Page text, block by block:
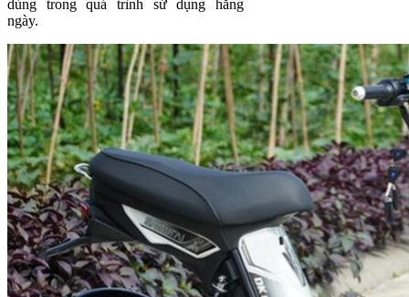
dùng trong quá trình sử dụng hằng
ngày.